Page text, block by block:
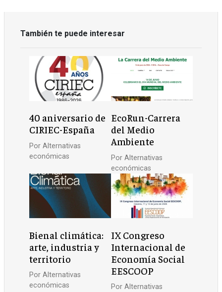
También te puede interesar
40 aniversario de
CIRIEC-España
PorAlternativas
económicas
EcoRun-Carrera
del Medio
Ambiente
Por Alternativas
económicas
Bienal climática:
arte, industria y
territorio
PorAlternativas
económicas
IX Congreso
Internacional de
Economía Social
EESCOOP
Por Alternativas